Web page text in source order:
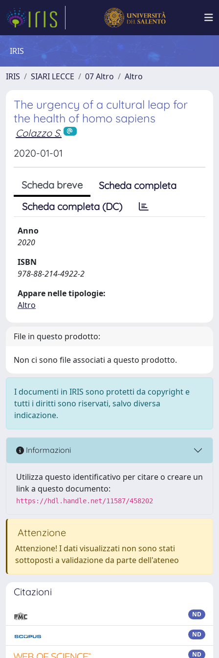
IRIS
IRIS SIARI LECCE 07 Altro Altro
The urgency of a cultural leap for
the health of homo sapiens
Colazzo S.
2020-01-01
Scheda breve
Scheda completa
Scheda completa (DC)
Anno
2020
ISBN
978-88-214-4922-2
Appare nelle tipologie:
Altro
File in questo prodotto:
Non ci sono file associati a questo prodotto.
I documenti in IRIS sono protetti da copyright e
tutti i diritti sono riservati, salvo diversa
indicazione.
Informazioni
Utilizza questo identificativo per citare o creare un
link a questo documento:
https://hdl.handle.net/11587/458202
Attenzione
Attenzione! I dati visualizzati non sono stati
sottoposti a validazione da parte dell'ateneo
Citazioni
ND
ND
ND